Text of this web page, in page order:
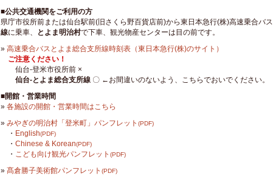
■公共交通機関をご利用の方
県庁市役所前または仙台駅前(旧さくら野百貨店前)から東日本急行(株)高速乗合バス
線に乗車、 とよま明治村で下車、観光物産センターは目の前です。
» 高速乗合バスとよま総合支所線時刻表（東日本急行(株)のサイト）
ご注意ください！
仙台-登米市役所前 ×
仙台-とよま総合支所線 〇 ←お間違いのないよう、こちらでおいでください。
■開館・営業時間
» 各施設の開館・営業時間はこちら
» みやぎの明治村「登米町」パンフレット (PDF)
・ English(PDF)
・ Chinese & Korean(PDF)
・ こども向け観光パンフレット (PDF)
» 髙倉勝子美術館パンフレット (PDF)